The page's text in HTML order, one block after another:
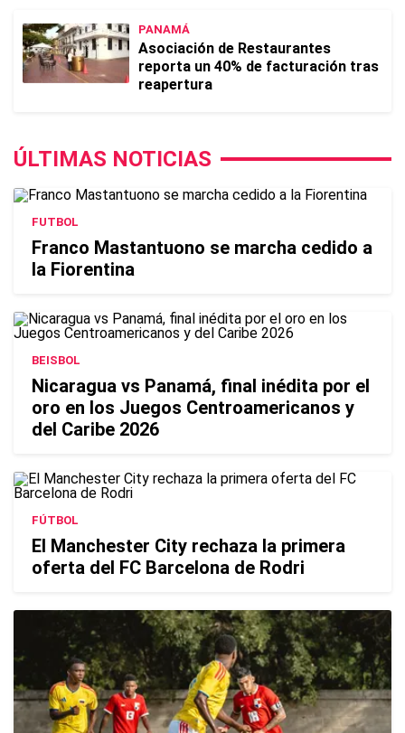
PANAMÁ
Asociación de Restaurantes
reporta un 40% de facturación tras
reapertura
ÚLTIMAS NOTICIAS
FUTBOL
Franco Mastantuono se marcha cedido a
la Fiorentina
BEISBOL
Nicaragua vs Panamá, final inédita por el
oro en los Juegos Centroamericanos y
del Caribe 2026
FÚTBOL
El Manchester City rechaza la primera
oferta del FC Barcelona de Rodri